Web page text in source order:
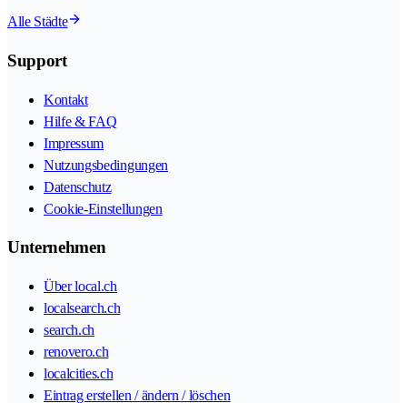
Alle Städte
Support
Kontakt
Hilfe & FAQ
Impressum
Nutzungsbedingungen
Datenschutz
Cookie-Einstellungen
Unternehmen
Über local.ch
localsearch.ch
search.ch
renovero.ch
localcities.ch
Eintrag erstellen / ändern / löschen